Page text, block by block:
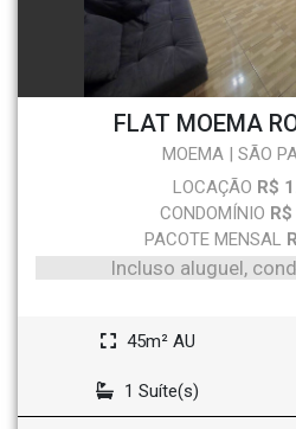
FLAT MOEMA
MOEMA | SÃO
LOCAÇÃO R$
CONDOMÍNIO
PACOTE MENSAL
Incluso aluguel,
45m² AU
1 Suíte(s)